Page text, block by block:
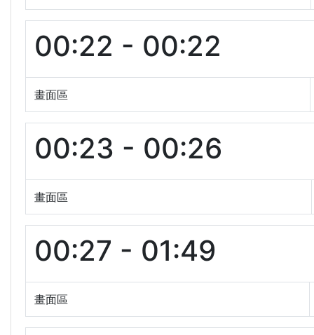
00:22 - 00:22
畫面區
00:23 - 00:26
畫面區
00:27 - 01:49
畫面區